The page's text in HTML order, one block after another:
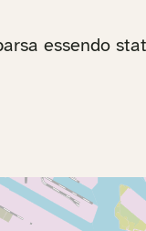
essendo